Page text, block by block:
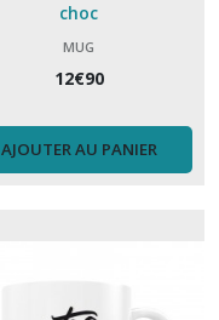
choc
MUG
12€90
AJOUTER AU PANIER